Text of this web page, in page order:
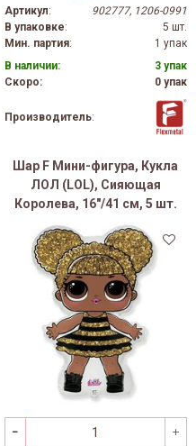
Артикул:
902777, 1206-0991
В упаковке:
5 шт.
Мин. партия:
1 упак
В наличии:
3 упак
Скоро:
0 упак
Производитель:
Шар F Мини-фигура, Кукла
ЛОЛ (LOL), Сияющая
Королева, 16"/41 см, 5 шт.